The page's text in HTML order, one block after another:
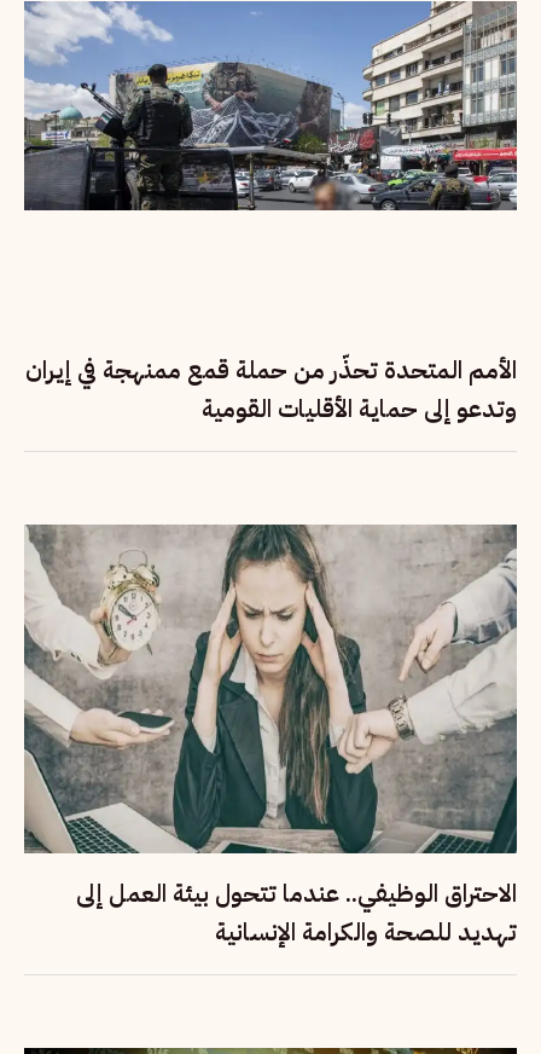
الأمم المتحدة تحذّر من حملة قمع ممنهجة في إيران
وتدعو إلى حماية الأقليات القومية
الاحتراق الوظيفي.. عندما تتحول بيئة العمل إلى
تهديد للصحة والكرامة الإنسانية